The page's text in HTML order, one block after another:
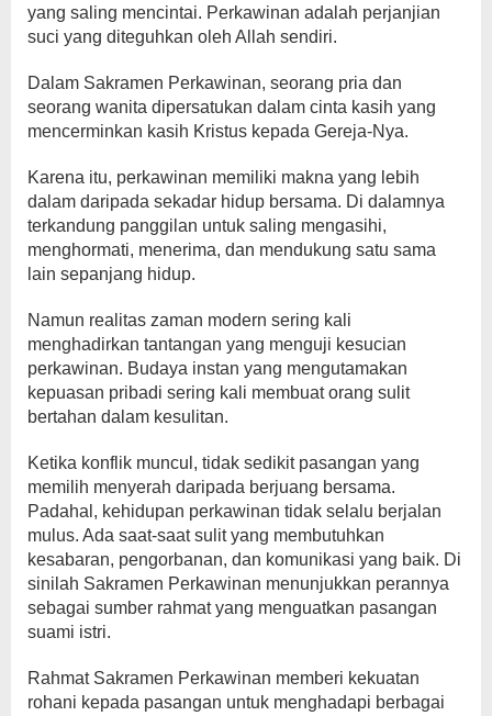
yang saling mencintai. Perkawinan adalah perjanjian
suci yang diteguhkan oleh Allah sendiri.
Dalam Sakramen Perkawinan, seorang pria dan
seorang wanita dipersatukan dalam cinta kasih yang
mencerminkan kasih Kristus kepada Gereja-Nya.
Karena itu, perkawinan memiliki makna yang lebih
dalam daripada sekadar hidup bersama. Di dalamnya
terkandung panggilan untuk saling mengasihi,
menghormati, menerima, dan mendukung satu sama
lain sepanjang hidup.
Namun realitas zaman modern sering kali
menghadirkan tantangan yang menguji kesucian
perkawinan. Budaya instan yang mengutamakan
kepuasan pribadi sering kali membuat orang sulit
bertahan dalam kesulitan.
Ketika konflik muncul, tidak sedikit pasangan yang
memilih menyerah daripada berjuang bersama.
Padahal, kehidupan perkawinan tidak selalu berjalan
mulus. Ada saat-saat sulit yang membutuhkan
kesabaran, pengorbanan, dan komunikasi yang baik. Di
sinilah Sakramen Perkawinan menunjukkan perannya
sebagai sumber rahmat yang menguatkan pasangan
suami istri.
Rahmat Sakramen Perkawinan memberi kekuatan
rohani kepada pasangan untuk menghadapi berbagai